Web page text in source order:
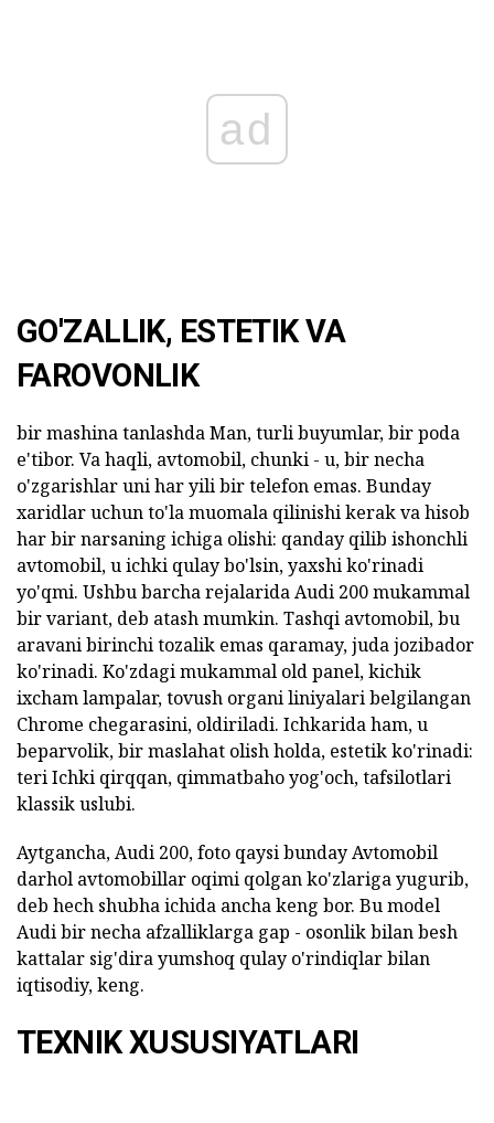
ad
GO'ZALLIK, ESTETIK VA
FAROVONLIK
bir mashina tanlashda Man, turli buyumlar, bir poda
e'tibor. Va haqli, avtomobil, chunki - u, bir necha
o'zgarishlar uni har yili bir telefon emas. Bunday
xaridlar uchun to'la muomala qilinishi kerak va hisob
har bir narsaning ichiga olishi: qanday qilib ishonchli
avtomobil, u ichki qulay bo'lsin, yaxshi ko'rinadi
yo'qmi. Ushbu barcha rejalarida Audi 200 mukammal
bir variant, deb atash mumkin. Tashqi avtomobil, bu
aravani birinchi tozalik emas qaramay, juda jozibador
ko'rinadi. Ko'zdagi mukammal old panel, kichik
ixcham lampalar, tovush organi liniyalari belgilangan
Chrome chegarasini, oldiriladi. Ichkarida ham, u
beparvolik, bir maslahat olish holda, estetik ko'rinadi:
teri Ichki qirqqan, qimmatbaho yog'och, tafsilotlari
klassik uslubi.
Aytgancha, Audi 200, foto qaysi bunday Avtomobil
darhol avtomobillar oqimi qolgan ko'zlariga yugurib,
deb hech shubha ichida ancha keng bor. Bu model
Audi bir necha afzalliklarga gap - osonlik bilan besh
kattalar sig'dira yumshoq qulay o'rindiqlar bilan
iqtisodiy, keng.
TEXNIK XUSUSIYATLARI